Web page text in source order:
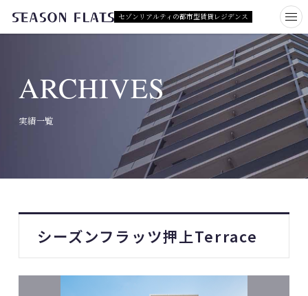
セゾンリアルティの都市型賃貸レジデンス
ARCHIVES
実績一覧
シーズンフラッツ押上Terrace